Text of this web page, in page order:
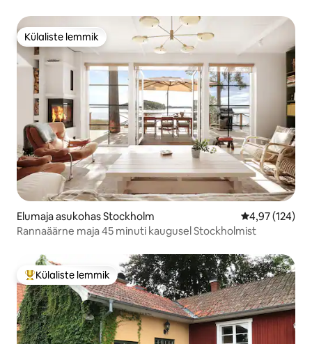
Külaliste lemmik
Külaliste lemmik
Elumaja asukohas Stockholm Keskmine
4,97 (124)
Rannaäärne maja 45 minuti kaugusel Stockholmist
Külaliste suur lemmik
Külaliste lemmik